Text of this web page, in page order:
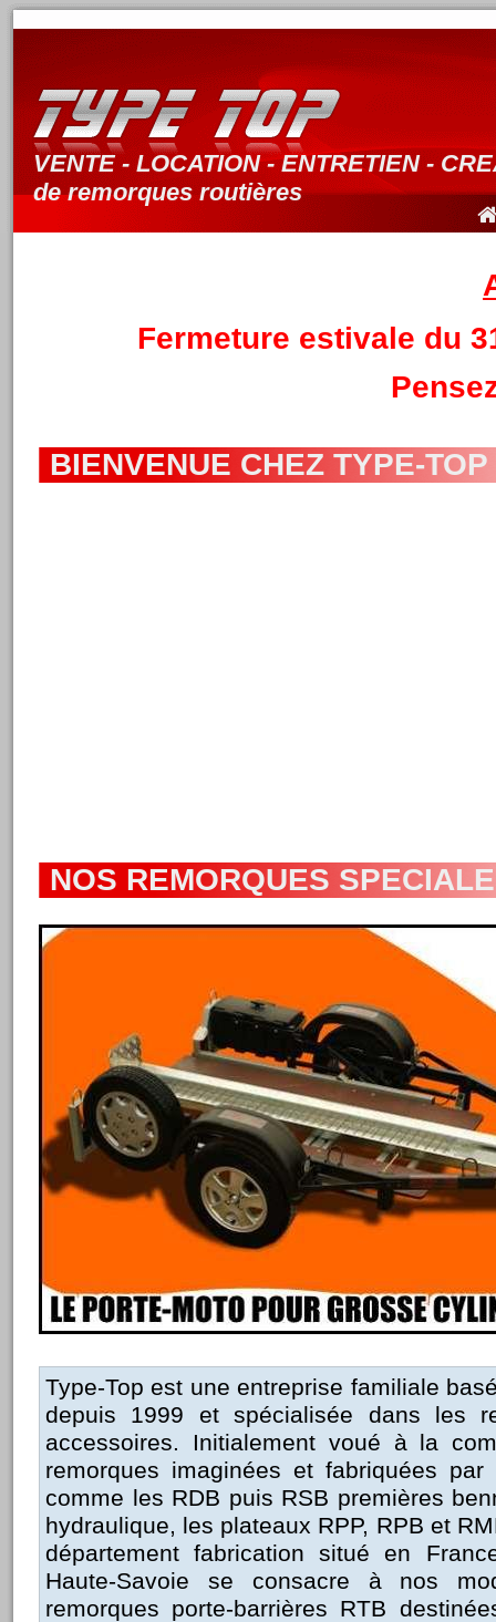
VENTE - LOCATION - ENTRETIEN -
de remorques routières
Fermeture estivale du
BIENVENUE CHEZ TYPE-TOP
NOS REMORQUES
Type-Top est une entreprise familiale
depuis 1999 et spécialisée dans les
accessoires. Initialement voué à la
remorques imaginées et fabriquées par
comme les RDB puis RSB premières
hydraulique, les plateaux RPP, RPB et
département fabrication situé en
Haute-Savoie se consacre à nos
remorques porte-barrières RTB